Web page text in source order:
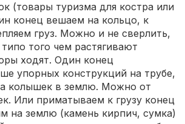
(товары туризма для костра или
конец вешаем на кольцо, к
груз. Можно и не сверлить,
того чем растягивают
ходят. Один конец
упорных конструкций на трубе,
колышек в землю. Можно от
Или приматываем к грузу конец
на землю (камень кирпич, сумка)